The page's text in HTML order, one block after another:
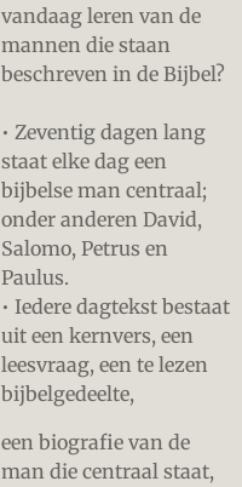
vandaag leren van de
mannen die staan
beschreven in de Bijbel?
• Zeventig dagen lang
staat elke dag een
bijbelse man centraal;
onder anderen David,
Salomo, Petrus en
Paulus.
• Iedere dagtekst bestaat
uit een kernvers, een
leesvraag, een te lezen
bijbelgedeelte,
een biografie van de
man die centraal staat,